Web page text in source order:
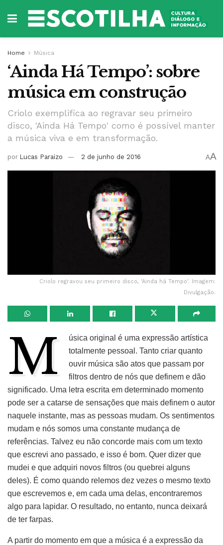
Home Música
‘Ainda Há Tempo’: sobre
música em construção
Criolo exemplifica ao regravar seu primeiro
disco, 'Ainda Há Tempo' como é possível manter
a música viva e em transformação.
por Lucas Paraizo 2 de junho de 2016 AA
Criolo regravou seu primeiro disco, 'Ainda há Tempo'. Imagem:
Divulgação.
M
úsica original é uma expressão artística
totalmente pessoal. Tanto criar quanto
ouvir música são atos que passam por
filtros dentro de nós que definem e dão
significado. Uma letra escrita em determinado momento
pode ser a catarse de sensações que mais definem o autor
naquele instante, mas as pessoas mudam. Os sentimentos
mudam e nós somos uma constante mudança de
referências. Talvez eu não concorde mais com um texto
que escrevi ano passado, e isso é bom. Quer dizer que
mudei e que adquiri novos filtros (ou quebrei alguns
deles). É como quando relemos dez vezes o mesmo texto
que escrevemos e, em cada uma delas, encontraremos
algo para lapidar. O resultado, no entanto, nunca deixará
de ter farpas.
A partir do momento em que a música é a expressão da